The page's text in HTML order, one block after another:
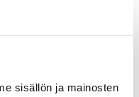
sisällön ja mainosten